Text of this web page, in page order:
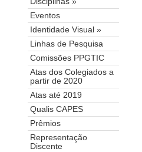
Eventos
Identidade Visual »
Linhas de Pesquisa
Comissões PPGTIC
Atas dos Colegiados a
partir de 2020
Atas até 2019
Qualis CAPES
Prêmios
Representação
Discente